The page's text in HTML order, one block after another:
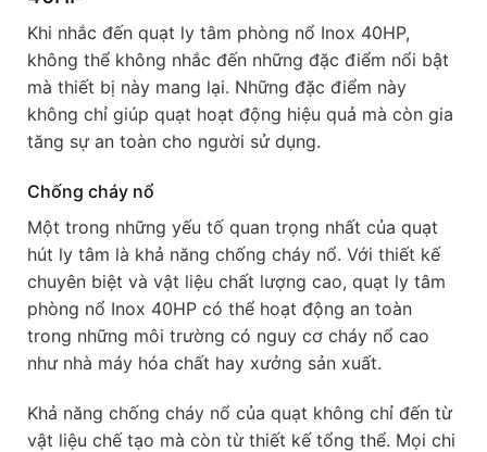
Khi nhắc đến quạt ly tâm phòng nổ Inox 40HP,
không thể không nhắc đến những đặc điểm nổi bật
mà thiết bị này mang lại. Những đặc điểm này
không chỉ giúp quạt hoạt động hiệu quả mà còn gia
tăng sự an toàn cho người sử dụng.
Chống cháy nổ
Một trong những yếu tố quan trọng nhất của quạt
hút ly tâm là khả năng chống cháy nổ. Với thiết kế
chuyên biệt và vật liệu chất lượng cao, quạt ly tâm
phòng nổ Inox 40HP có thể hoạt động an toàn
trong những môi trường có nguy cơ cháy nổ cao
như nhà máy hóa chất hay xưởng sản xuất.
Khả năng chống cháy nổ của quạt không chỉ đến từ
vật liệu chế tạo mà còn từ thiết kế tổng thể. Mọi chi